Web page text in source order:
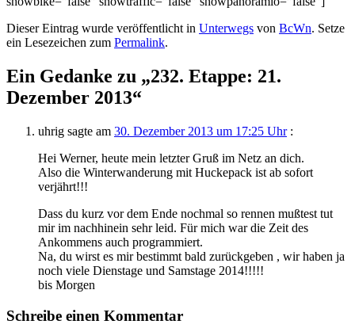
Dieser Eintrag wurde veröffentlicht in Unterwegs von BcWn. Setze
ein Lesezeichen zum Permalink.
Ein Gedanke zu „232. Etappe: 21.
Dezember 2013“
uhrig sagte am 30. Dezember 2013 um 17:25 Uhr :
Hei Werner, heute mein letzter Gruß im Netz an dich.
Also die Winterwanderung mit Huckepack ist ab sofort
verjährt!!!
Dass du kurz vor dem Ende nochmal so rennen mußtest tut
mir im nachhinein sehr leid. Für mich war die Zeit des
Ankommens auch programmiert.
Na, du wirst es mir bestimmt bald zurückgeben , wir haben ja
noch viele Dienstage und Samstage 2014!!!!!
bis Morgen
Schreibe einen Kommentar